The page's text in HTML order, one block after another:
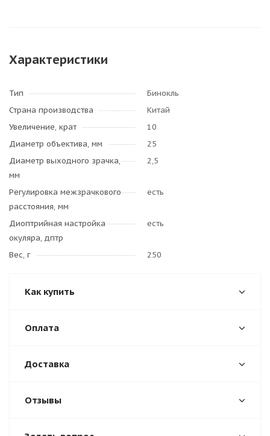
Характеристики
Тип
Бинокль
Страна производства
Китай
Увеличение, крат
10
Диаметр объектива, мм
25
Диаметр выходного зрачка,
мм
2,5
Регулировка межзрачкового
расстояния, мм
есть
Диоптрийная настройка
окуляра, дптр
есть
Вес, г 250
Как купить
Оплата
Доставка
Отзывы